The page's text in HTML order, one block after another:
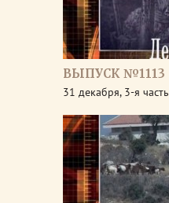
ВЫПУСК №1113
31 декабря, 3-я часть